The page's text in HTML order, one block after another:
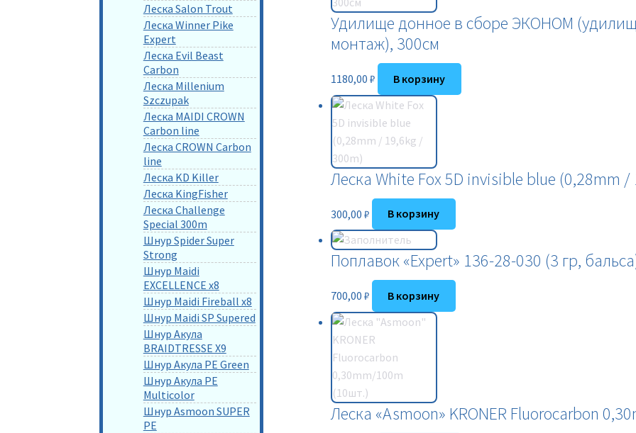
Удилище донное в сборе ЭКОНОМ
монтаж), 300см
1180,00 ₽ В корзину
Леска White Fox 5D invisible blue (0,28mm
300,00 ₽ В корзину
Поплавок «Expert» 136-28-030 (3 гр,
700,00 ₽ В корзину
Леска «Asmoon» KRONER Fluorocarbon
Леска Salon Trout
Леска Winner Pike
Expert
Леска Evil Beast
Carbon
Леска Millenium
Szczupak
Леска MAIDI CROWN
Carbon line
Леска CROWN Carbon
line
Леска KD Killer
Леска KingFisher
Леска Challenge
Special 300m
Шнур Spider Super
Strong
Шнур Maidi
EXCELLENCE x8
Шнур Maidi Fireball x8
Шнур Maidi SP Supered
Шнур Акула
BRAIDTRESSE X9
Шнур Акула PE Green
Шнур Акула PE
Multicolor
Шнур Asmoon SUPER
PE